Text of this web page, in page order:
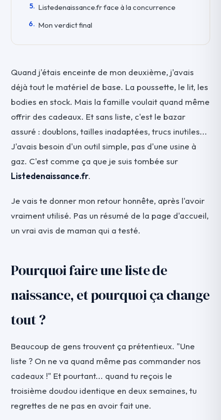
Listedenaissance.fr face à la concurrence
Mon verdict final
Quand j'étais enceinte de mon deuxième, j'avais
déjà tout le matériel de base. La poussette, le lit, les
bodies en stock. Mais la famille voulait quand même
offrir des cadeaux. Et sans liste, c'est le bazar
assuré : doublons, tailles inadaptées, trucs inutiles...
J'avais besoin d'un outil simple, pas d'une usine à
gaz. C'est comme ça que je suis tombée sur
Listedenaissance.fr.
Je vais te donner mon retour honnête, après l'avoir
vraiment utilisé. Pas un résumé de la page d'accueil,
un vrai avis de maman qui a testé.
Pourquoi faire une liste de
naissance, et pourquoi ça change
tout ?
Beaucoup de gens trouvent ça prétentieux. "Une
liste ? On ne va quand même pas commander nos
cadeaux !" Et pourtant... quand tu reçois le
troisième doudou identique en deux semaines, tu
regrettes de ne pas en avoir fait une.